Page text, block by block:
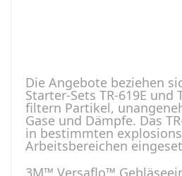
Die Angebote beziehen
Starter-Sets TR-619E und
filtern Partikel,
Gase und Dämpfe. Das
in bestimmten
Arbeitsbereichen
3M™ Versaflo™